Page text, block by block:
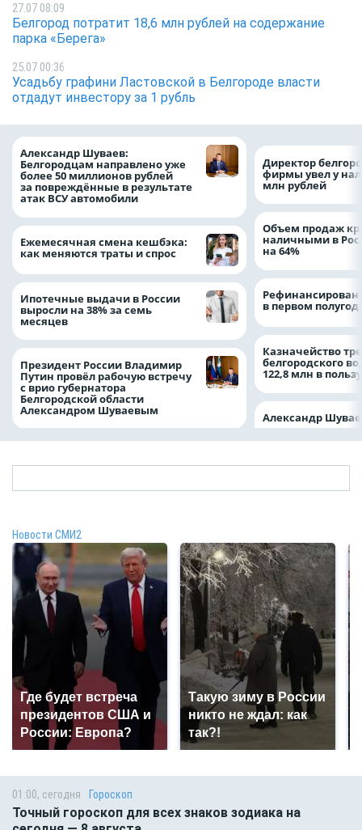
27.07 08:09
Белгород потратит 18,6 млн рублей на содержание
парка «Берега»
25.07 00:36
Усадьбу графини Ластовской в Белгороде власти
отдадут инвестору за 1 рубль
Александр Шуваев:
Белгородцам направлено уже
более 50 миллионов рублей
за повреждённые в результате
атак ВСУ автомобили
Ежемесячная смена кешбэка:
как меняются траты и спрос
Ипотечные выдачи в России
выросли на 38% за семь
месяцев
Президент России Владимир
Путин провёл рабочую встречу
с врио губернатора
Белгородской области
Александром Шуваевым
Директор
фирмы увел у
млн рублей
Объем продаж
наличными в
на 64%
в первом
Казначейство
белгородского
122,8 млн в
Александр
Новости СМИ2
Где будет встреча
президентов США и
России: Европа?
Такую зиму в России
никто не ждал: как
так?!
01:00, сегодня Гороскоп
Точный гороскоп для всех знаков зодиака на